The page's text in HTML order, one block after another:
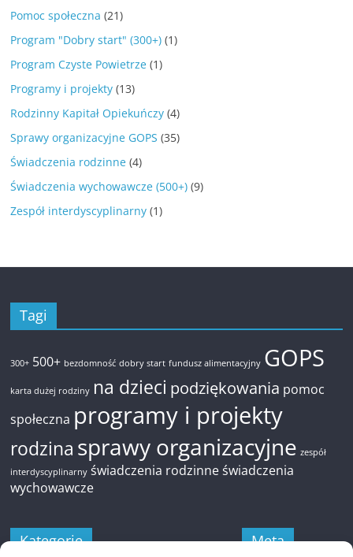
Pomoc społeczna (21)
Program "Dobry start" (300+) (1)
Program Czyste Powietrze (1)
Programy i projekty (13)
Rodzinny Kapitał Opiekuńczy (4)
Sprawy organizacyjne GOPS (35)
Świadczenia rodzinne (4)
Świadczenia wychowawcze (500+) (9)
Zespół interdyscyplinarny (1)
Tagi
300+ 500+ bezdomność dobry start fundusz alimentacyjny GOPS
karta dużej rodziny na dzieci podziękowania pomoc
społeczna programy i projekty
rodzina sprawy organizacyjne zespół
interdyscyplinarny świadczenia rodzinne świadczenia
wychowawcze
Kategorie Meta